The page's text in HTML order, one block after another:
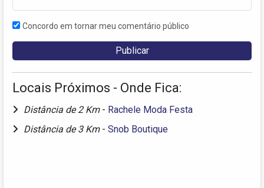
Concordo em tornar meu comentário público
Locais Próximos - Onde Fica:
Distância de 2 Km - Rachele Moda Festa
Distância de 3 Km - Snob Boutique